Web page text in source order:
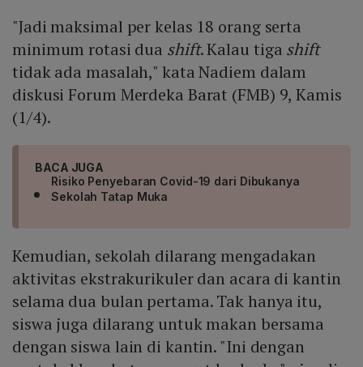
"Jadi maksimal per kelas 18 orang serta
minimum rotasi dua shift. Kalau tiga shift
tidak ada masalah," kata Nadiem dalam
diskusi Forum Merdeka Barat (FMB) 9, Kamis
(1/4).
BACA JUGA
Risiko Penyebaran Covid-19 dari Dibukanya
Sekolah Tatap Muka
Kemudian, sekolah dilarang mengadakan
aktivitas ekstrakurikuler dan acara di kantin
selama dua bulan pertama. Tak hanya itu,
siswa juga dilarang untuk makan bersama
dengan siswa lain di kantin. "Ini dengan